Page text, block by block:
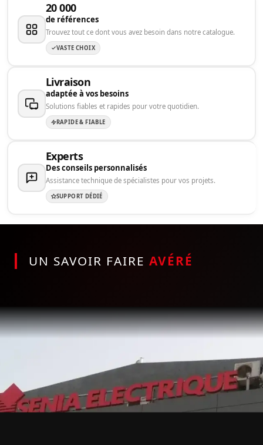
20 000
de références
Trouvez tout ce dont vous avez besoin dans notre catalogue.
VASTE CHOIX
Livraison
adaptée à vos besoins
Solutions fiables et rapides pour votre quotidien.
RAPIDE & FIABLE
Experts
Des conseils personnalisés
Assistance technique de spécialistes pour vos projets.
SUPPORT DÉDIÉ
UN SAVOIR FAIRE AVÉRÉ